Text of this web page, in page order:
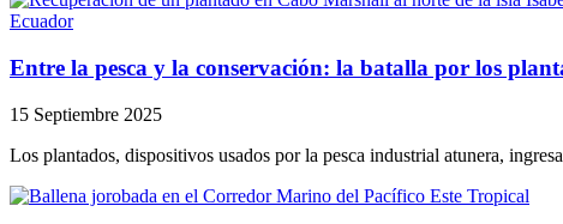
Ecuador
Entre la pesca y la conservación: la batalla por los
15 Septiembre 2025
Los plantados, dispositivos usados por la pesca industrial atunera,